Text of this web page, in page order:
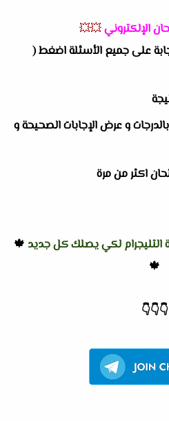
الإلكتروني💥💥
على جميع الأسئلة اضغط (
و عرض الإجابات الصحيحة و
اكثر من مرة
التليجرام لكي يصلك كل جديد 🍁
🍁
👇
👇
👇